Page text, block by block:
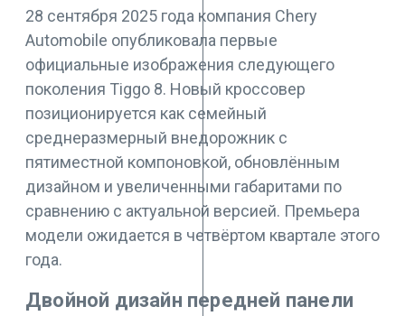
28 сентября 2025 года компания Chery
Automobile опубликовала первые
официальные изображения следующего
поколения Tiggo 8. Новый кроссовер
позиционируется как семейный
среднеразмерный внедорожник с
пятиместной компоновкой, обновлённым
дизайном и увеличенными габаритами по
сравнению с актуальной версией. Премьера
модели ожидается в четвёртом квартале этого
года.
Двойной дизайн передней панели